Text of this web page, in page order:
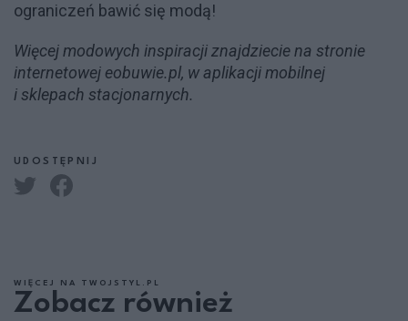
ograniczeń bawić się modą!
Więcej modowych inspiracji znajdziecie na stronie
internetowej eobuwie.pl, w aplikacji mobilnej
i sklepach stacjonarnych.
UDOSTĘPNIJ
WIĘCEJ NA TWOJSTYL.PL
Zobacz również